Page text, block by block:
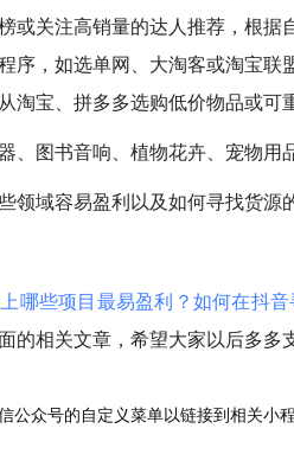
或关注高销量的达人推荐，根据
序，如选单网、大淘客或淘宝联
淘宝、拼多多选购低价物品或可
、图书音响、植物花卉、宠物用
领域容易盈利以及如何寻找货
上哪些项目最易盈利？如何在抖音
的相关文章，希望大家以后多多
公众号的自定义菜单以链接到相关小